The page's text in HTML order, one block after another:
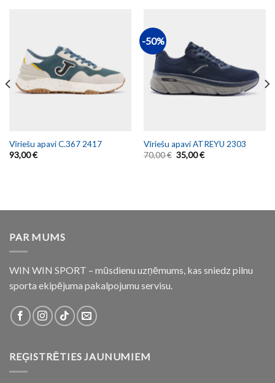
Vīriešu apavi C.367 2417
93,00€
-50%
Vīriešu apavi ATREYU 2303
70,00€ 35,00€
PAR MUMS
WIN WIN SPORT – mūsdienu uzņēmums, kas sniedz pilnu
sporta ekipējuma pakalpojumu servisu.
REĢISTRĒTIES JAUNUMIEM